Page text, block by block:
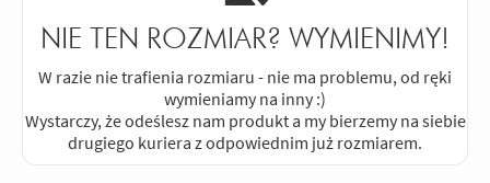
NIE TEN ROZMIAR? WYMIENIMY!
W razie nie trafienia rozmiaru - nie ma problemu, od ręki
wymieniamy na inny :)
Wystarczy, że odeślesz nam produkt a my bierzemy na siebie
drugiego kuriera z odpowiednim już rozmiarem.